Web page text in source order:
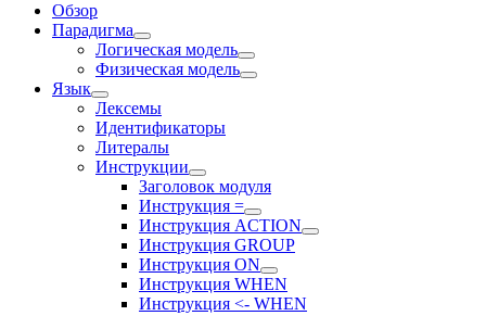
Обзор
Парадигма
Логическая модель
Физическая модель
Язык
Лексемы
Идентификаторы
Литералы
Инструкции
Заголовок модуля
Инструкция =
Инструкция ACTION
Инструкция GROUP
Инструкция ON
Инструкция WHEN
Инструкция <- WHEN